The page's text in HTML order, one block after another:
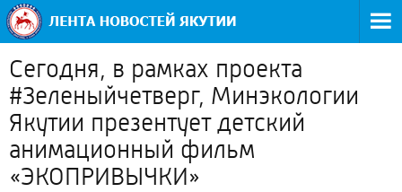
Сегодня, в рамках проекта
#Зеленыйчетверг, Минэкологии
Якутии презентует детский
анимационный фильм
«ЭКОПРИВЫЧКИ»